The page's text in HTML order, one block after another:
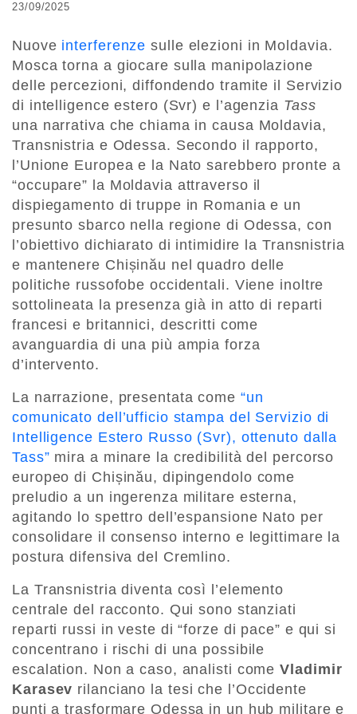
23/09/2025
Nuove interferenze sulle elezioni in Moldavia.
Mosca torna a giocare sulla manipolazione
delle percezioni, diffondendo tramite il Servizio
di intelligence estero (Svr) e l’agenzia Tass
una narrativa che chiama in causa Moldavia,
Transnistria e Odessa. Secondo il rapporto,
l’Unione Europea e la Nato sarebbero pronte a
“occupare” la Moldavia attraverso il
dispiegamento di truppe in Romania e un
presunto sbarco nella regione di Odessa, con
l’obiettivo dichiarato di intimidire la Transnistria
e mantenere Chișinău nel quadro delle
politiche russofobe occidentali. Viene inoltre
sottolineata la presenza già in atto di reparti
francesi e britannici, descritti come
avanguardia di una più ampia forza
d’intervento.
La narrazione, presentata come “un
comunicato dell’ufficio stampa del Servizio di
Intelligence Estero Russo (Svr), ottenuto dalla
Tass” mira a minare la credibilità del percorso
europeo di Chișinău, dipingendolo come
preludio a un ingerenza militare esterna,
agitando lo spettro dell’espansione Nato per
consolidare il consenso interno e legittimare la
postura difensiva del Cremlino.
La Transnistria diventa così l’elemento
centrale del racconto. Qui sono stanziati
reparti russi in veste di “forze di pace” e qui si
concentrano i rischi di una possibile
escalation. Non a caso, analisti comeVladimir
Karasev rilanciano la tesi che l’Occidente
punti a trasformare Odessa in un hub militare e